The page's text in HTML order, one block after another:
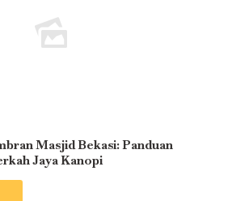
Masjid Bekasi: Panduan
Jaya Kanopi